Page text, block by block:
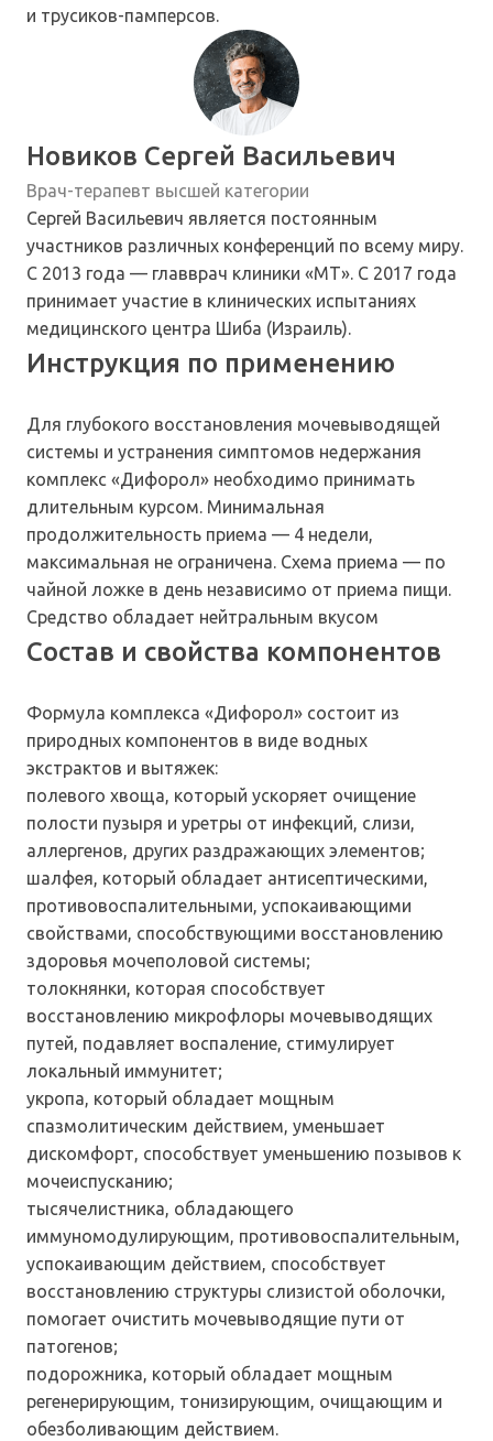
и трусиков-памперсов.
Новиков Сергей Васильевич
Врач-терапевт высшей категории
Сергей Васильевич является постоянным
участников различных конференций по всему миру.
С 2013 года — главврач клиники «МТ». С 2017 года
принимает участие в клинических испытаниях
медицинского центра Шиба (Израиль).
Инструкция по применению
Для глубокого восстановления мочевыводящей
системы и устранения симптомов недержания
комплекс «Дифорол» необходимо принимать
длительным курсом. Минимальная
продолжительность приема — 4 недели,
максимальная не ограничена. Схема приема — по
чайной ложке в день независимо от приема пищи.
Средство обладает нейтральным вкусом
Состав и свойства компонентов
Формула комплекса «Дифорол» состоит из
природных компонентов в виде водных
экстрактов и вытяжек:
полевого хвоща, который ускоряет очищение
полости пузыря и уретры от инфекций, слизи,
аллергенов, других раздражающих элементов;
шалфея, который обладает антисептическими,
противовоспалительными, успокаивающими
свойствами, способствующими восстановлению
здоровья мочеполовой системы;
толокнянки, которая способствует
восстановлению микрофлоры мочевыводящих
путей, подавляет воспаление, стимулирует
локальный иммунитет;
укропа, который обладает мощным
спазмолитическим действием, уменьшает
дискомфорт, способствует уменьшению позывов к
мочеиспусканию;
тысячелистника, обладающего
иммуномодулирующим, противовоспалительным,
успокаивающим действием, способствует
восстановлению структуры слизистой оболочки,
помогает очистить мочевыводящие пути от
патогенов;
подорожника, который обладает мощным
регенерирующим, тонизирующим, очищающим и
обезболивающим действием.